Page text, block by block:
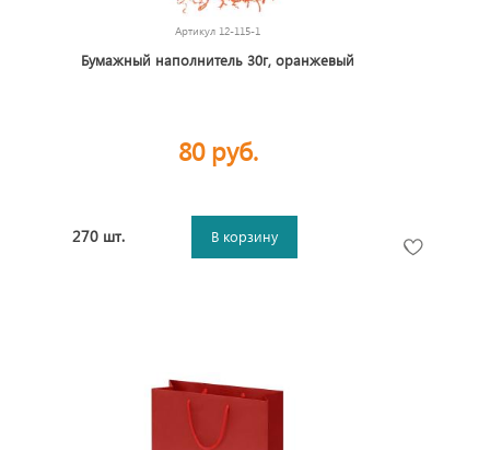
Артикул 12-115-1
Бумажный наполнитель 30г, оранжевый
80 руб.
270 шт. В корзину